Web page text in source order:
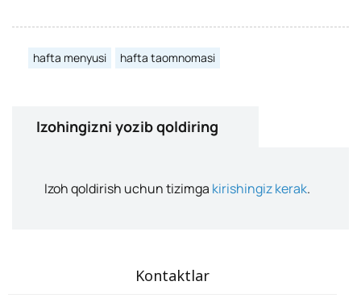
hafta menyusi hafta taomnomasi
Izohingizni yozib qoldiring
Izoh qoldirish uchun tizimga kirishingiz kerak.
Kontaktlar